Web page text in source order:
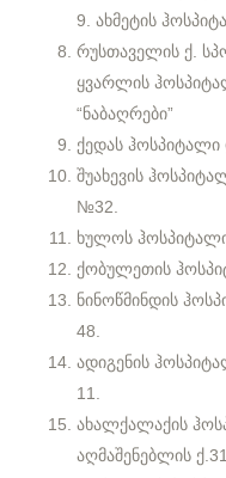
9. ახმეტის
რუსთაველის ქ.
ყვარლის
“ნაბაღრები”
ქედას ჰოსპიტალი
შუახევის
№32.
ხულოს
ქობულეთის
ნინოწმინდის
48.
ადიგენის
11.
ახალქალაქის
აღმაშენებლის ქ.31.